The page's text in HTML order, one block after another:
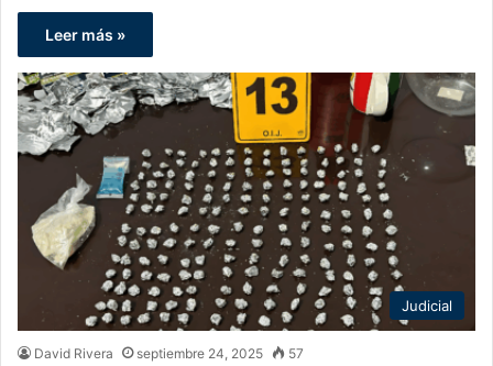
Leer más »
Judicial
David Rivera septiembre 24, 2025 57